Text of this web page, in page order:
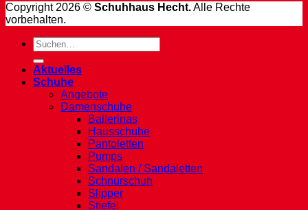
Copyright 2026 © Schuhhaus Hecht.Alle Rechte
vorbehalten.
Suche
nach:
Aktuelles
Schuhe
Angebote
Damenschuhe
Ballerinas
Hausschuhe
Pantoletten
Pumps
Sandalen / Sandaletten
Schnürschuh
Slipper
Stiefel